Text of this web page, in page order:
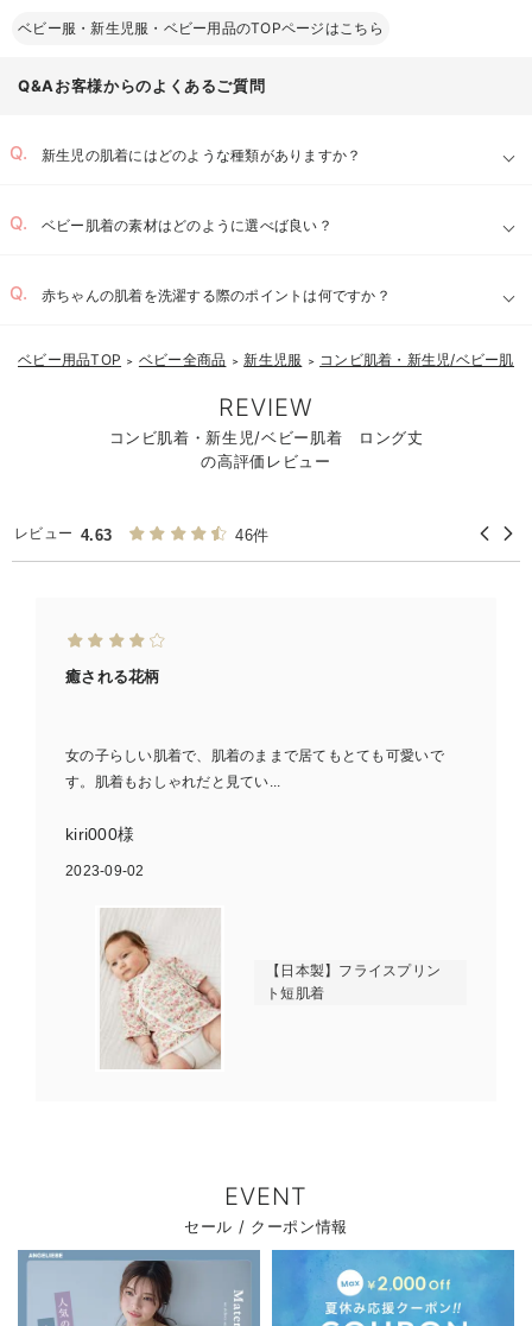
ベビー服・新生児服・ベビー用品のTOPページはこちら
Q&Aお客様からのよくあるご質問
新生児の肌着にはどのような種類がありますか？
ベビー肌着の素材はどのように選べば良い？
赤ちゃんの肌着を洗濯する際のポイントは何ですか？
ベビー用品TOP ＞ ベビー全商品 ＞ 新生児服 ＞ コンビ肌着・新生児/ベビー肌着
REVIEW
コンビ肌着・新生児/ベビー肌着 ロング丈
の高評価レビュー
レビュー 4.63 46件
癒される花柄
女の子らしい肌着で、肌着のままで居てもとても可愛いで
す。肌着もおしゃれだと見てい...
kiri000様
2023-09-02
【日本製】フライスプリン
ト短肌着
EVENT
セール / クーポン情報